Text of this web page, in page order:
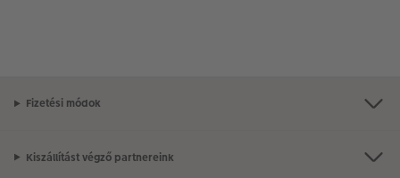
Fizetési módok
Kiszállítást végző partnereink